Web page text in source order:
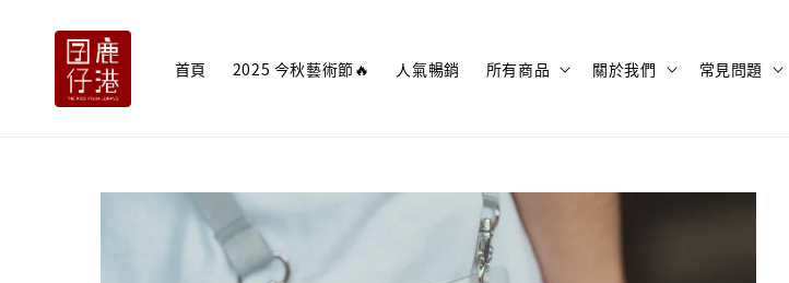
首頁 2025 今秋藝術節🔥 人氣暢銷 所有商品 關於我們 常見問題